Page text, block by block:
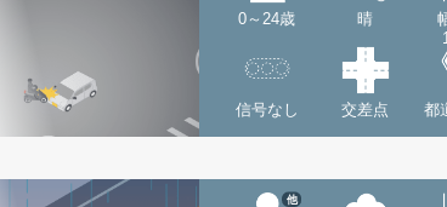
0～24歳 晴
信号なし 交差点 都
他